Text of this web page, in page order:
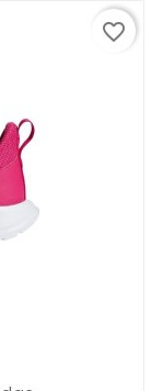
favorite_border